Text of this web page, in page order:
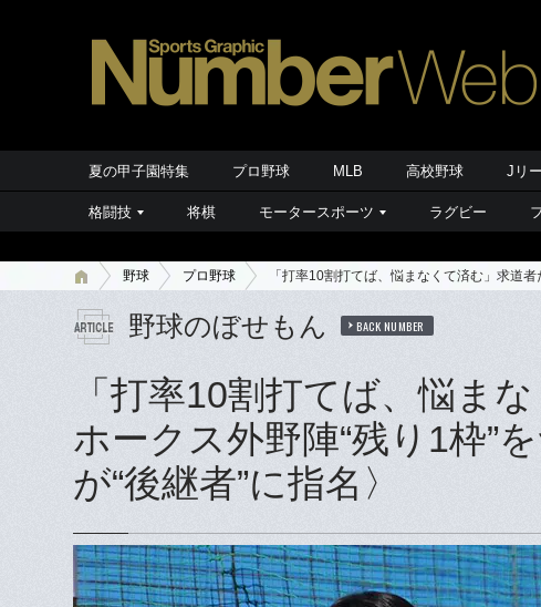
夏の甲子園特集 プロ野球 MLB 高校野球 Jリ
格闘技 将棋 モータースポーツ ラグビー
野球 プロ野球 「打率10割打てば、悩まなくて済む」求道
野球のぼせもん BACK NUMBER
「打率10割打てば、悩ま
ホークス外野陣“残り1枠”
が“後継者”に指名〉